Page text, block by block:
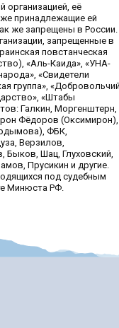
организацией, её
принадлежащие ей
же запрещены в России.
запрещенные в
повстанческая
«Аль-Каида», «УНА-
«Свидетели
группа»,
«Штабы
Галкин, Моргенштерн,
Фёдоров (Оксимирон),
ФБК,
Верзилов,
Быков, Шац, Глуховский,
Прусикин и другие.
под судебным
Минюста РФ.